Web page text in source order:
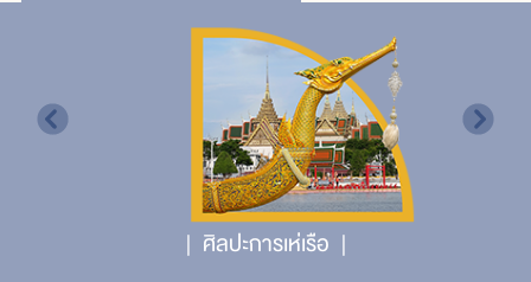
ศิลปะการเห่เรือ